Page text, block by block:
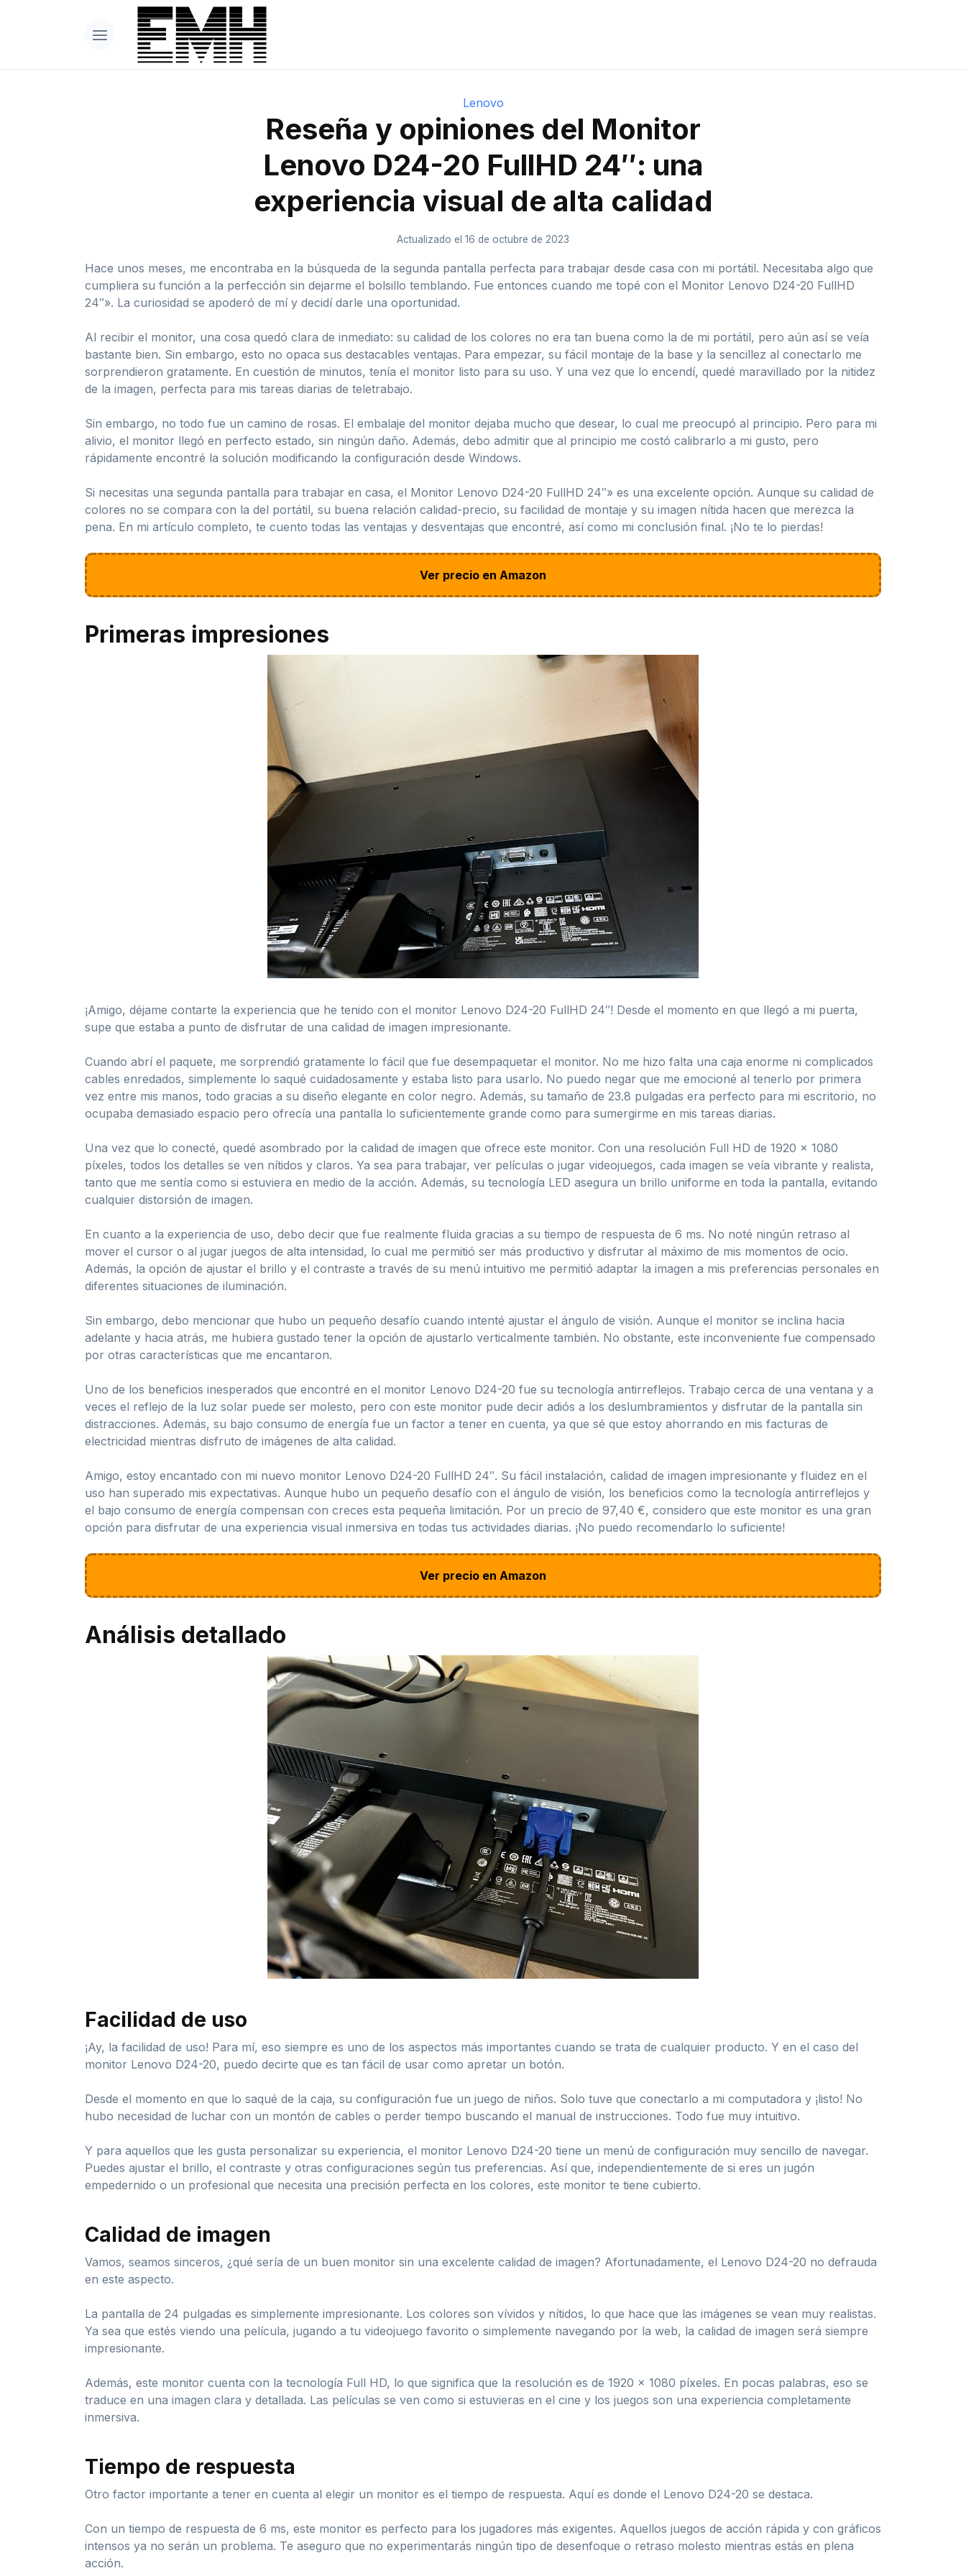
Lenovo
Reseña y opiniones del Monitor
Lenovo D24-20 FullHD 24″: una
experiencia visual de alta calidad
Actualizado el 16 de octubre de 2023
Hace unos meses, me encontraba en la búsqueda de la segunda pantalla perfecta para trabajar desde casa con mi portátil. Necesitaba algo que
cumpliera su función a la perfección sin dejarme el bolsillo temblando. Fue entonces cuando me topé con el Monitor Lenovo D24-20 FullHD
24″». La curiosidad se apoderó de mí y decidí darle una oportunidad.
Al recibir el monitor, una cosa quedó clara de inmediato: su calidad de los colores no era tan buena como la de mi portátil, pero aún así se veía
bastante bien. Sin embargo, esto no opaca sus destacables ventajas. Para empezar, su fácil montaje de la base y la sencillez al conectarlo me
sorprendieron gratamente. En cuestión de minutos, tenía el monitor listo para su uso. Y una vez que lo encendí, quedé maravillado por la nitidez
de la imagen, perfecta para mis tareas diarias de teletrabajo.
Sin embargo, no todo fue un camino de rosas. El embalaje del monitor dejaba mucho que desear, lo cual me preocupó al principio. Pero para mi
alivio, el monitor llegó en perfecto estado, sin ningún daño. Además, debo admitir que al principio me costó calibrarlo a mi gusto, pero
rápidamente encontré la solución modificando la configuración desde Windows.
Si necesitas una segunda pantalla para trabajar en casa, el Monitor Lenovo D24-20 FullHD 24″» es una excelente opción. Aunque su calidad de
colores no se compara con la del portátil, su buena relación calidad-precio, su facilidad de montaje y su imagen nítida hacen que merezca la
pena. En mi artículo completo, te cuento todas las ventajas y desventajas que encontré, así como mi conclusión final. ¡No te lo pierdas!
Ver precio en Amazon
Primeras impresiones
¡Amigo, déjame contarte la experiencia que he tenido con el monitor Lenovo D24-20 FullHD 24″! Desde el momento en que llegó a mi puerta,
supe que estaba a punto de disfrutar de una calidad de imagen impresionante.
Cuando abrí el paquete, me sorprendió gratamente lo fácil que fue desempaquetar el monitor. No me hizo falta una caja enorme ni complicados
cables enredados, simplemente lo saqué cuidadosamente y estaba listo para usarlo. No puedo negar que me emocioné al tenerlo por primera
vez entre mis manos, todo gracias a su diseño elegante en color negro. Además, su tamaño de 23.8 pulgadas era perfecto para mi escritorio, no
ocupaba demasiado espacio pero ofrecía una pantalla lo suficientemente grande como para sumergirme en mis tareas diarias.
Una vez que lo conecté, quedé asombrado por la calidad de imagen que ofrece este monitor. Con una resolución Full HD de 1920 x 1080
píxeles, todos los detalles se ven nítidos y claros. Ya sea para trabajar, ver películas o jugar videojuegos, cada imagen se veía vibrante y realista,
tanto que me sentía como si estuviera en medio de la acción. Además, su tecnología LED asegura un brillo uniforme en toda la pantalla, evitando
cualquier distorsión de imagen.
En cuanto a la experiencia de uso, debo decir que fue realmente fluida gracias a su tiempo de respuesta de 6 ms. No noté ningún retraso al
mover el cursor o al jugar juegos de alta intensidad, lo cual me permitió ser más productivo y disfrutar al máximo de mis momentos de ocio.
Además, la opción de ajustar el brillo y el contraste a través de su menú intuitivo me permitió adaptar la imagen a mis preferencias personales en
diferentes situaciones de iluminación.
Sin embargo, debo mencionar que hubo un pequeño desafío cuando intenté ajustar el ángulo de visión. Aunque el monitor se inclina hacia
adelante y hacia atrás, me hubiera gustado tener la opción de ajustarlo verticalmente también. No obstante, este inconveniente fue compensado
por otras características que me encantaron.
Uno de los beneficios inesperados que encontré en el monitor Lenovo D24-20 fue su tecnología antirreflejos. Trabajo cerca de una ventana y a
veces el reflejo de la luz solar puede ser molesto, pero con este monitor pude decir adiós a los deslumbramientos y disfrutar de la pantalla sin
distracciones. Además, su bajo consumo de energía fue un factor a tener en cuenta, ya que sé que estoy ahorrando en mis facturas de
electricidad mientras disfruto de imágenes de alta calidad.
Amigo, estoy encantado con mi nuevo monitor Lenovo D24-20 FullHD 24″. Su fácil instalación, calidad de imagen impresionante y fluidez en el
uso han superado mis expectativas. Aunque hubo un pequeño desafío con el ángulo de visión, los beneficios como la tecnología antirreflejos y
el bajo consumo de energía compensan con creces esta pequeña limitación. Por un precio de 97,40 €, considero que este monitor es una gran
opción para disfrutar de una experiencia visual inmersiva en todas tus actividades diarias. ¡No puedo recomendarlo lo suficiente!
Ver precio en Amazon
Análisis detallado
Facilidad de uso
¡Ay, la facilidad de uso! Para mí, eso siempre es uno de los aspectos más importantes cuando se trata de cualquier producto. Y en el caso del
monitor Lenovo D24-20, puedo decirte que es tan fácil de usar como apretar un botón.
Desde el momento en que lo saqué de la caja, su configuración fue un juego de niños. Solo tuve que conectarlo a mi computadora y ¡listo! No
hubo necesidad de luchar con un montón de cables o perder tiempo buscando el manual de instrucciones. Todo fue muy intuitivo.
Y para aquellos que les gusta personalizar su experiencia, el monitor Lenovo D24-20 tiene un menú de configuración muy sencillo de navegar.
Puedes ajustar el brillo, el contraste y otras configuraciones según tus preferencias. Así que, independientemente de si eres un jugón
empedernido o un profesional que necesita una precisión perfecta en los colores, este monitor te tiene cubierto.
Calidad de imagen
Vamos, seamos sinceros, ¿qué sería de un buen monitor sin una excelente calidad de imagen? Afortunadamente, el Lenovo D24-20 no defrauda
en este aspecto.
La pantalla de 24 pulgadas es simplemente impresionante. Los colores son vívidos y nítidos, lo que hace que las imágenes se vean muy realistas.
Ya sea que estés viendo una película, jugando a tu videojuego favorito o simplemente navegando por la web, la calidad de imagen será siempre
impresionante.
Además, este monitor cuenta con la tecnología Full HD, lo que significa que la resolución es de 1920 x 1080 píxeles. En pocas palabras, eso se
traduce en una imagen clara y detallada. Las películas se ven como si estuvieras en el cine y los juegos son una experiencia completamente
inmersiva.
Tiempo de respuesta
Otro factor importante a tener en cuenta al elegir un monitor es el tiempo de respuesta. Aquí es donde el Lenovo D24-20 se destaca.
Con un tiempo de respuesta de 6 ms, este monitor es perfecto para los jugadores más exigentes. Aquellos juegos de acción rápida y con gráficos
intensos ya no serán un problema. Te aseguro que no experimentarás ningún tipo de desenfoque o retraso molesto mientras estás en plena
acción.